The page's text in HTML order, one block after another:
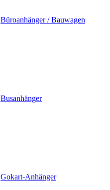
Büroanhänger / Bauwagen
Busanhänger
Gokart-Anhänger